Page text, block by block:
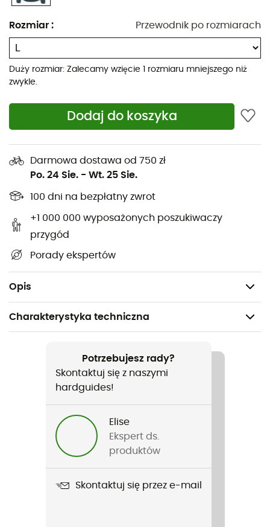
Rozmiar : Przewodnik po rozmiarach
Duży rozmiar: Zalecamy wzięcie 1 rozmiaru mniejszego niż
zwykle.
Dodaj do koszyka
Darmowa dostawa od 750 zł
Po. 24 Sie. - Wt. 25 Sie.
100 dni na bezpłatny zwrot
+1 000 000 wyposażonych poszukiwaczy
przygód
Porady ekspertów
Opis
bluza z kapturem jest idealnym towarzyszem, który
ogrzeje Twoje przygody. W końcu, kto powiedział, że nie
można być jednocześnie sportową i modną?
Kaptur wyposażony jest w miękki uchwyt, dyskretny
system blokowania sznurka i elastyczną krawędź
dla większego komfortu i dopasowania
Pełna przednia zamek błyskawiczny YKK® Vislon®
Rozcięty brzeg z ukrytymi punktami wzmocnienia
YKK®
Falowany brzeg poprawia ciepło i komfort
drapanym spodem (272 g/m²) - 100% poliester
Waga: 437,5 g (S)
Charakterystyka techniczna
Turystyka piesza / Wspinaczka / Trekking / Alpinizm
Ramshaw Hoody
Potrzebujesz rady?
Skontaktuj się z naszymi
hardguides!
Elise
Ekspert ds.
produktów
Skontaktuj się przez e-mail